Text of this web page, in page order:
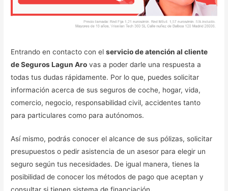
Entrando en contacto con elservicio de atención al cliente
de Seguros Lagun Aro vas a poder darle una respuesta a
todas tus dudas rápidamente. Por lo que, puedes solicitar
información acerca de sus seguros de coche, hogar, vida,
comercio, negocio, responsabilidad civil, accidentes tanto
para particulares como para autónomos.
Así mismo, podrás conocer el alcance de sus pólizas, solicitar
presupuestos o pedir asistencia de un asesor para elegir un
seguro según tus necesidades. De igual manera, tienes la
posibilidad de conocer los métodos de pago que aceptan y